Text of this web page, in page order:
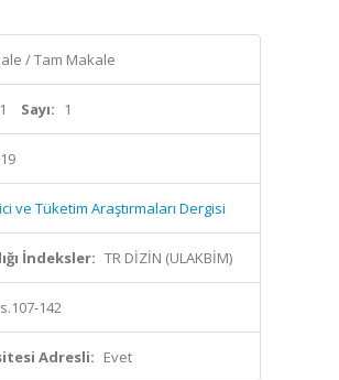
/ Tam Makale
Sayı: 1
ve Tüketim Araştırmaları Dergisi
İndeksler: TR DİZİN (ULAKBİM)
142
Adresli: Evet